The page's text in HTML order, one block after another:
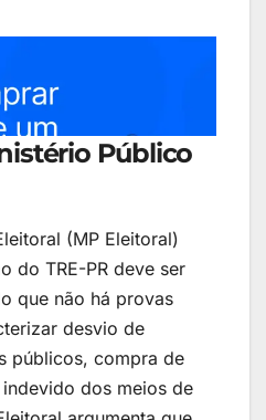
Público
(MP Eleitoral)
do TRE-PR deve ser
que não há provas
desvio de
públicos, compra de
dos meios de